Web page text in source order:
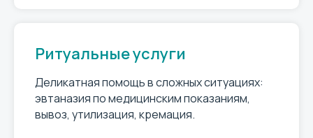
Ритуальные услуги
Деликатная помощь в сложных ситуациях:
эвтаназия по медицинским показаниям,
вывоз, утилизация, кремация.